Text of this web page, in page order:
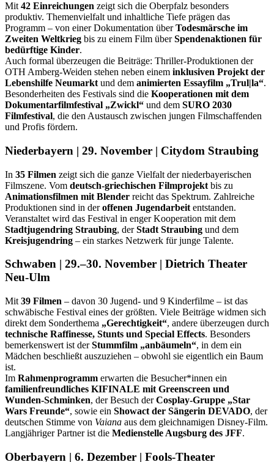
Mit 42 Einreichungen zeigt sich die Oberpfalz besonders
produktiv. Themenvielfalt und inhaltliche Tiefe prägen das
Programm – von einer Dokumentation überTodesmärsche im
Zweiten Weltkrieg bis zu einem Film überSpendenaktionen für
bedürftige Kinder.
Auch formal überzeugen die Beiträge: Thriller-Produktionen der
OTH Amberg-Weiden stehen neben einem inklusiven Projekt der
Lebenshilfe Neumarkt und dem animierten Essayfilm „Trul|la“.
Besonderheiten des Festivals sind die Kooperationen mit dem
Dokumentarfilmfestival „Zwickl“ und dem SURO 2030
Filmfestival, die den Austausch zwischen jungen Filmschaffenden
und Profis fördern.
Niederbayern | 29. November | Citydom Straubing
In 35 Filmen zeigt sich die ganze Vielfalt der niederbayerischen
Filmszene. Vom deutsch-griechischen Filmprojekt bis zu
Animationsfilmen mit Blender reicht das Spektrum. Zahlreiche
Produktionen sind in deroffenen Jugendarbeit entstanden.
Veranstaltet wird das Festival in enger Kooperation mit dem
Stadtjugendring Straubing, derStadt Straubing und dem
Kreisjugendring – ein starkes Netzwerk für junge Talente.
Schwaben | 29.–30. November | Dietrich Theater
Neu-Ulm
Mit 39 Filmen – davon 30 Jugend- und 9 Kinderfilme – ist das
schwäbische Festival eines der größten. Viele Beiträge widmen sich
direkt dem Sonderthema „Gerechtigkeit“, andere überzeugen durch
technische Raffinesse, Stunts und Special Effects. Besonders
bemerkenswert ist derStummfilm „anbäumeln“, in dem ein
Mädchen beschließt auszuziehen – obwohl sie eigentlich ein Baum
ist.
Im Rahmenprogramm erwarten die Besucher*innen ein
familienfreundliches KIFINALE mit Greenscreen und
Wunden-Schminken, der Besuch derCosplay-Gruppe „Star
Wars Freunde“, sowie ein Showact der Sängerin DEVADO, der
deutschen Stimme von Vaiana aus dem gleichnamigen Disney-Film.
Langjähriger Partner ist die Medienstelle Augsburg des JFF.
Oberbayern | 6. Dezember | Fools-Theater